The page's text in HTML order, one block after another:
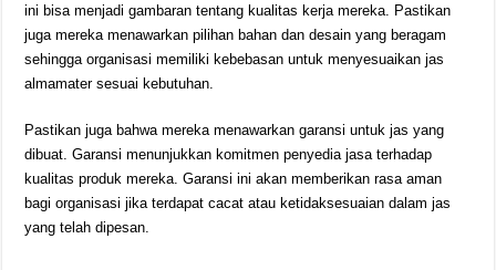
ini bisa menjadi gambaran tentang kualitas kerja mereka. Pastikan
juga mereka menawarkan pilihan bahan dan desain yang beragam
sehingga organisasi memiliki kebebasan untuk menyesuaikan jas
almamater sesuai kebutuhan.
Pastikan juga bahwa mereka menawarkan garansi untuk jas yang
dibuat. Garansi menunjukkan komitmen penyedia jasa terhadap
kualitas produk mereka. Garansi ini akan memberikan rasa aman
bagi organisasi jika terdapat cacat atau ketidaksesuaian dalam jas
yang telah dipesan.